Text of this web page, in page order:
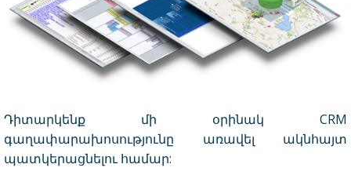
Դիտարկենք մի օրինակ CRM
գաղափարախոսությունը առավել ակնհայտ
պատկերացնելու համար: